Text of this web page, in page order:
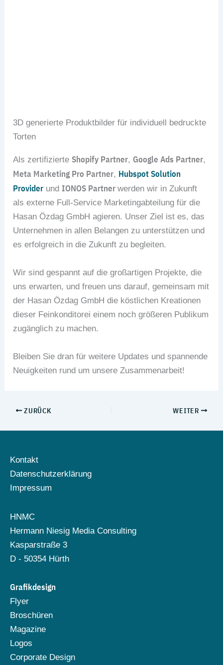
3D generierte Produktbilder für individuell bedruckte
Torten
Als zertifizierte Shopify Partner, Google Ads Partner,
Meta Marketing Pro Partner, Hubspot Solution
Provider undIONOS Partnerwerden wir in Zukunft
als externe Full-Service Marketingabteilung für die
Hasan Özdag GmbH agieren. Unser Ziel ist es, das
Unternehmen in allen Belangen zu unterstützen und
es erfolgreich in die Zukunft zu begleiten.
Wir sind gespannt auf die großartigen Projekte, die
uns erwarten, und freuen uns darauf, gemeinsam mit
der Hasan Özdag GmbH die köstlichen Kreationen
dieser Feinkonditorei einem noch größeren Publikum
zugänglich zu machen.
Bleiben Sie dran für weitere Updates und spannende
Neuigkeiten rund um unsere Zusammenarbeit!
ZURÜCK WEITER
Kontakt
Datenschutzerklärung
Impressum
HNMC
Hermann Niesig Media Consulting
Kasparstraße 3
D - 50354 Hürth
Grafikdesign
Flyer
Broschüren
Magazine
Logos
Corporate Design